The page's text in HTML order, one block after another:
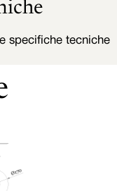
specifiche tecniche